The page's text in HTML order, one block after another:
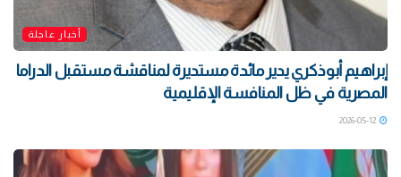
أخبار عاجلة
إبراهيم أبوذكري يدير مائدة مستديرة لمناقشة مستقبل الدراما
المصرية في ظل المنافسة الإقليمية